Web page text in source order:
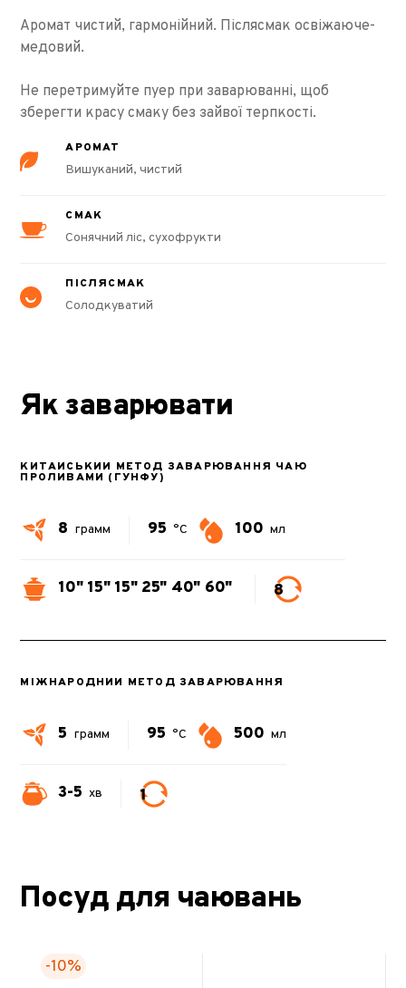
Аромат чистий, гармонійний. Післясмак освіжаюче-
медовий.
Не перетримуйте пуер при заварюванні, щоб
зберегти красу смаку без зайвої терпкості.
АРОМАТ
Вишуканий, чистий
СМАК
Сонячний ліс, сухофрукти
ПІСЛЯСМАК
Солодкуватий
Як заварювати
КИТАЙСЬКИЙ МЕТОД ЗАВАРЮВАННЯ ЧАЮ
ПРОЛИВАМИ (ГУНФУ)
8 грамм 95 °C 100 мл
10" 15" 15" 25" 40" 60" 8
МІЖНАРОДНИЙ МЕТОД ЗАВАРЮВАННЯ
5 грамм 95 °C 500 мл
3-5 хв 1
Посуд для чаювань
-10%